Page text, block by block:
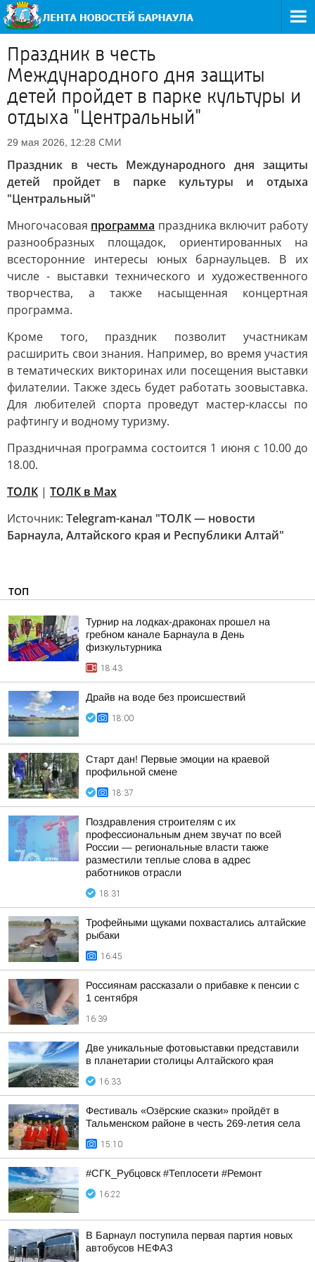
Праздник в честь
Международного дня защиты
детей пройдет в парке культуры и
отдыха "Центральный"
29 мая 2026, 12:28 СМИ
Праздник в честь Международного дня защиты
детей пройдет в парке культуры и отдыха
"Центральный"
Многочасовая программа праздника включит работу
разнообразных площадок, ориентированных на
всесторонние интересы юных барнаульцев. В их
числе - выставки технического и художественного
творчества, а также насыщенная концертная
программа.
Кроме того, праздник позволит участникам
расширить свои знания. Например, во время участия
в тематических викторинах или посещения выставки
филателии. Также здесь будет работать зоовыставка.
Для любителей спорта проведут мастер-классы по
рафтингу и водному туризму.
Праздничная программа состоится 1 июня с 10.00 до
18.00.
ТОЛК | ТОЛК в Мах
Источник: Telegram-канал "ТОЛК — новости
Барнаула, Алтайского края и Республики Алтай"
ТОП
Турнир на лодках-драконах прошел на
гребном канале Барнаула в День
физкультурника
18:43
Драйв на воде без происшествий
18:00
Старт дан! Первые эмоции на краевой
профильной смене
18:37
Поздравления строителям с их
профессиональным днем звучат по всей
России — региональные власти также
разместили теплые слова в адрес
работников отрасли
18:31
Трофейными щуками похвастались алтайские
рыбаки
16:45
Россиянам рассказали о прибавке к пенсии с
1 сентября
16:39
Две уникальные фотовыставки представили
в планетарии столицы Алтайского края
16:33
Фестиваль «Озёрские сказки» пройдёт в
Тальменском районе в честь 269-летия села
15:10
#СГК_Рубцовск #Теплосети #Ремонт
16:22
В Барнаул поступила первая партия новых
автобусов НЕФАЗ